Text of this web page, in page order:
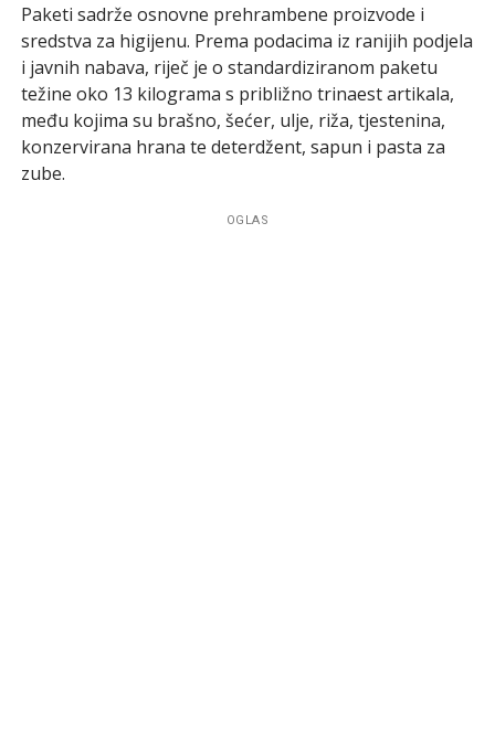
Paketi sadrže osnovne prehrambene proizvode i
sredstva za higijenu. Prema podacima iz ranijih podjela
i javnih nabava, riječ je o standardiziranom paketu
težine oko 13 kilograma s približno trinaest artikala,
među kojima su brašno, šećer, ulje, riža, tjestenina,
konzervirana hrana te deterdžent, sapun i pasta za
zube.
OGLAS